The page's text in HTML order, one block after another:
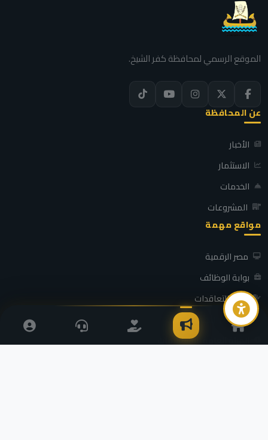
الموقع الرسمي لمحافظة كفر الشيخ.
عن المحافظة
الأخبار
الاستثمار
الخدمات
المشروعات
مواقع مهمة
مصر الرقمية
بوابة الوظائف
بوابة التعاقدات
التضامن الاجتماعي
الهيئة العامة للاستعلامات